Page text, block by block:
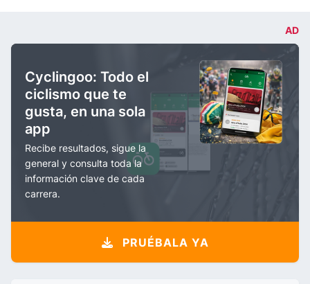
AD
Cyclingoo: Todo el
ciclismo que te
gusta, en una sola
app
Recibe resultados, sigue la
general y consulta toda la
información clave de cada
carrera.
PRUÉBALA YA